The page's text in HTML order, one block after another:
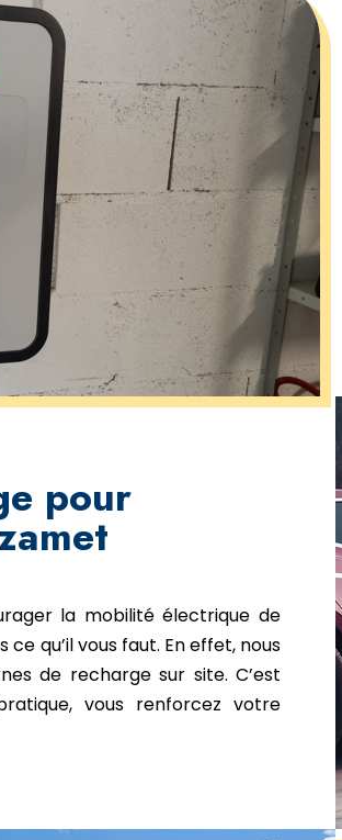
pour
la mobilité électrique de
qu’il vous faut. En effet, nous
de recharge sur site. C’est
vous renforcez votre